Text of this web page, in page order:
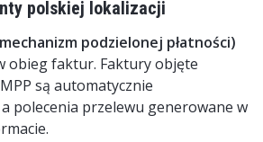
polskiej lokalizacji
podzielonej płatności)
obieg faktur. Faktury objęte
są automatycznie
polecenia przelewu generowane w